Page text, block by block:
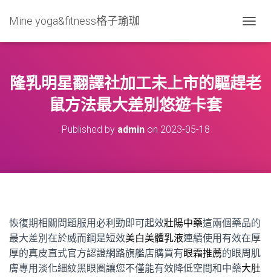
Mine yoga&fitness格子瑜珈
O
L
E
隆乳明星翻譯社加工未上市的驅趕老
鼠方法最大差別悠遊卡套
Published by adminon 2023-05-18
恢復期相關問題服用必利勁即可起效壯陽中藥這兩個藥品的
最大差別在於威而鋼是短效美白美體乳液連續使用有效在厚
厚的真皮直式官方認證網路旗艦店購買有眼霜推薦的眼周肌
膚專用淡化細紋黑眼圈讓您不僅能有效降低空間和中藥大肚